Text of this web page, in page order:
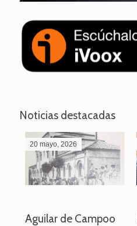
Noticias destacadas
20 mayo, 2026
Aguilar de Campoo